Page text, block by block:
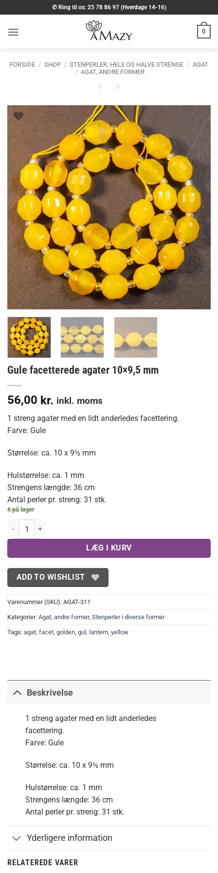
til
indhold
✆ Ring til os: 25 78 86 97 (Hverdage 14-16)
0
FORSIDE / SHOP / STENPERLER, HELE OG HALVE STRENGE / AGAT
/ AGAT, ANDRE FORMER
Gule facetterede agater 10×9,5 mm
56,00 kr. inkl. moms
1 streng agater med en lidt anderledes facettering.
Farve: Gule
Størrelse: ca. 10 x 9½ mm
Hulstørrelse: ca. 1 mm
Strengens længde: 36 cm
Antal perler pr. streng: 31 stk.
6 på lager
Gule facetterede agater 10x9,5 mm antal
LÆG I KURV
ADD TO WISHLIST
Varenummer (SKU): AGAT-311
Kategorier: Agat, andre former, Stenperler i diverse former
Tags: agat, facet, golden, gul , lantern, yellow
Beskrivelse
1 streng agater med en lidt anderledes
facettering.
Farve: Gule
Størrelse: ca. 10 x 9½ mm
Hulstørrelse: ca. 1 mm
Strengens længde: 36 cm
Antal perler pr. streng: 31 stk.
Yderligere information
RELATEREDE VARER